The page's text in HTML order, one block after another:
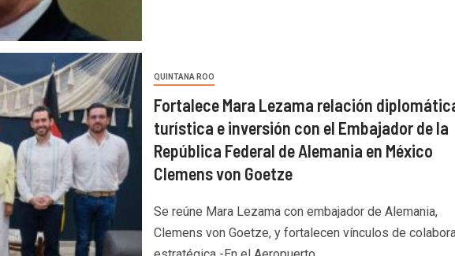
QUINTANA ROO
Fortalece Mara Lezama relación
turística e inversión con el Embajador de la
República Federal de Alemania en México
Clemens von Goetze
Se reúne Mara Lezama con embajador de Alemania,
Clemens von Goetze, y fortalecen vínculos de